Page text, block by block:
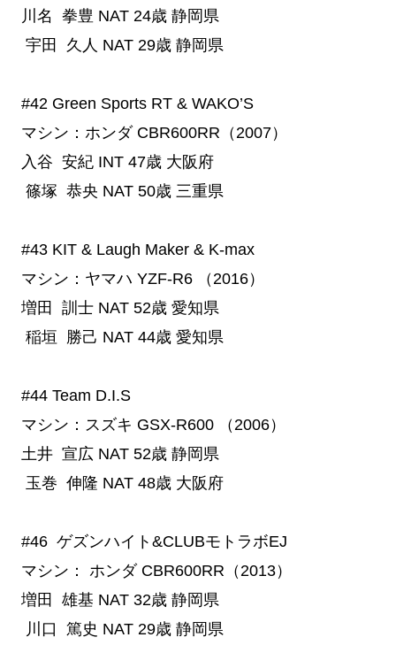
川名 拳豊 NAT 24歳 静岡県
宇田 久人 NAT 29歳 静岡県
#42 Green Sports RT & WAKO’S
マシン：ホンダ CBR600RR（2007）
入谷 安紀 INT 47歳 大阪府
篠塚 恭央 NAT 50歳 三重県
#43 KIT & Laugh Maker & K-max
マシン：ヤマハ YZF-R6 （2016）
増田 訓士 NAT 52歳 愛知県
稲垣 勝己 NAT 44歳 愛知県
#44 Team D.I.S
マシン：スズキ GSX-R600 （2006）
土井 宣広 NAT 52歳 静岡県
玉巻 伸隆 NAT 48歳 大阪府
#46
  ゲズンハイト&CLUBモトラボEJ
マシン： ホンダ CBR600RR（2013）
増田 雄基 NAT 32歳 静岡県
川口 篤史 NAT 29歳 静岡県